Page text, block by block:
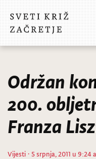
Održan
200.
Franza
Vijesti · 5 srpnja, 2011 u 9:24